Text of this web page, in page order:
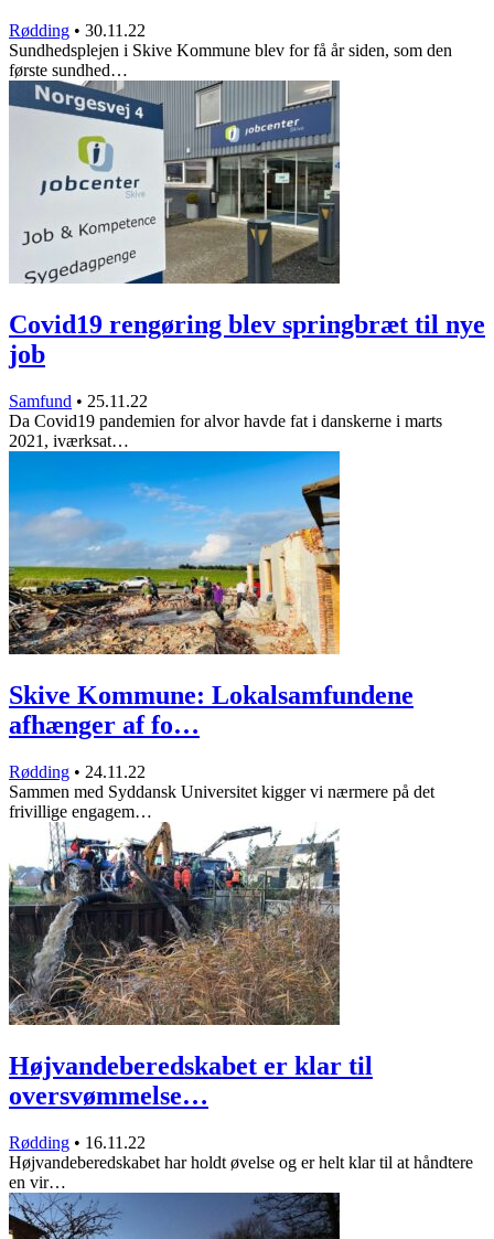
Rødding • 30.11.22
Sundhedsplejen i Skive Kommune blev for få år siden, som den
første sundhed…
Covid19 rengøring blev springbræt til nye
job
Samfund • 25.11.22
Da Covid19 pandemien for alvor havde fat i danskerne i marts
2021, iværksat…
Skive Kommune: Lokalsamfundene
afhænger af fo…
Rødding • 24.11.22
Sammen med Syddansk Universitet kigger vi nærmere på det
frivillige engagem…
Højvandeberedskabet er klar til
oversvømmelse…
Rødding • 16.11.22
Højvandeberedskabet har holdt øvelse og er helt klar til at håndtere
en vir…